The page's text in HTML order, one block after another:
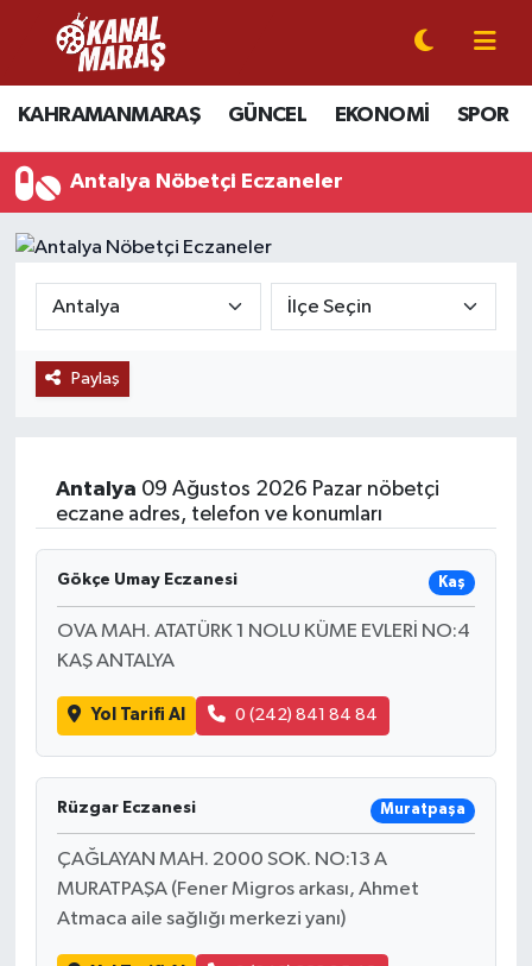
KAHRAMANMARAŞ GÜNCEL EKONOMİ SPOR
Antalya Nöbetçi Eczaneler
Paylaş
Antalya 09 Ağustos 2026 Pazar nöbetçi
eczane adres, telefon ve konumları
Gökçe Umay Eczanesi Kaş
OVA MAH. ATATÜRK 1 NOLU KÜME EVLERİ NO:4
KAŞ ANTALYA
Yol Tarifi Al 0 (242) 841 84 84
Rüzgar Eczanesi Muratpaşa
ÇAĞLAYAN MAH. 2000 SOK. NO:13 A
MURATPAŞA (Fener Migros arkası, Ahmet
Atmaca aile sağlığı merkezi yanı)
CANLI YAYIN
KAHRAMANMARAŞ
GÜNCEL
SİYASET
EKONOMİ
MAGAZİN
SAĞLIK
EĞİTİM
BÖLGE
KEŞFET
POPÜLER
DÜNYA
Kahramanmaraş Nöbetçi Eczaneler
Kahramanmaraş Hava Durumu
Kahramanmaraş Namaz Vakitleri
Süper Lig Puan Durumu ve Fikstür
Tüm Manşetler
Haber Arşivi